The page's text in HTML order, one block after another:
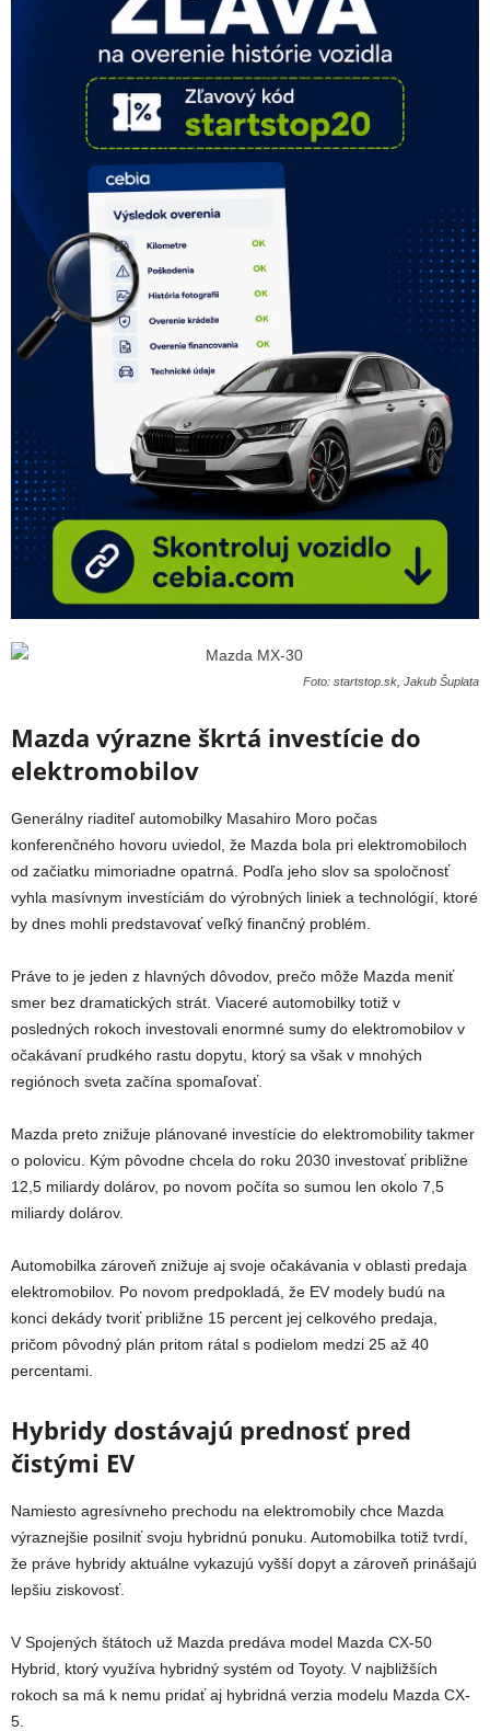
Foto: startstop.sk, Jakub Šuplata
Mazda výrazne škrtá investície do
elektromobilov
Generálny riaditeľ automobilky Masahiro Moro počas
konferenčného hovoru uviedol, že Mazda bola pri elektromobiloch
od začiatku mimoriadne opatrná. Podľa jeho slov sa spoločnosť
vyhla masívnym investíciám do výrobných liniek a technológií, ktoré
by dnes mohli predstavovať veľký finančný problém.
Práve to je jeden z hlavných dôvodov, prečo môže Mazda meniť
smer bez dramatických strát. Viaceré automobilky totiž v
posledných rokoch investovali enormné sumy do elektromobilov v
očakávaní prudkého rastu dopytu, ktorý sa však v mnohých
regiónoch sveta začína spomaľovať.
Mazda preto znižuje plánované investície do elektromobility takmer
o polovicu. Kým pôvodne chcela do roku 2030 investovať približne
12,5 miliardy dolárov, po novom počíta so sumou len okolo 7,5
miliardy dolárov.
Automobilka zároveň znižuje aj svoje očakávania v oblasti predaja
elektromobilov. Po novom predpokladá, že EV modely budú na
konci dekády tvoriť približne 15 percent jej celkového predaja,
pričom pôvodný plán pritom rátal s podielom medzi 25 až 40
percentami.
Hybridy dostávajú prednosť pred
čistými EV
Namiesto agresívneho prechodu na elektromobily chce Mazda
výraznejšie posilniť svoju hybridnú ponuku. Automobilka totiž tvrdí,
že práve hybridy aktuálne vykazujú vyšší dopyt a zároveň prinášajú
lepšiu ziskovosť.
V Spojených štátoch už Mazda predáva model Mazda CX-50
Hybrid, ktorý využíva hybridný systém od Toyoty. V najbližších
rokoch sa má k nemu pridať aj hybridná verzia modelu Mazda CX-
5.